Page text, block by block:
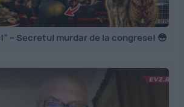
– Secretul murdar de la congrese! 😳